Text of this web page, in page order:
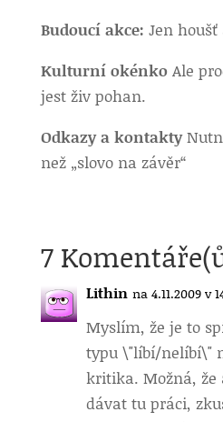
Budoucí akce: Jen
Kulturní okénkoAle
jest živ pohan.
Odkazy a kontakty
než „slovo na závěr“
7
Lithin na 4.11.2009 v
Myslím, že je to
typu \"líbí/nelíbí\"
kritika. Možná, že
dávat tu práci,